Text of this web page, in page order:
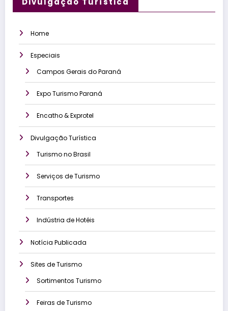
Home
Especiais
Campos Gerais do Paraná
Expo Turismo Paraná
Encatho & Exprotel
Divulgação Turística
Turismo no Brasil
Serviços de Turismo
Transportes
Indústria de Hotéis
Notícia Publicada
Sites de Turismo
Sortimentos Turismo
Feiras de Turismo